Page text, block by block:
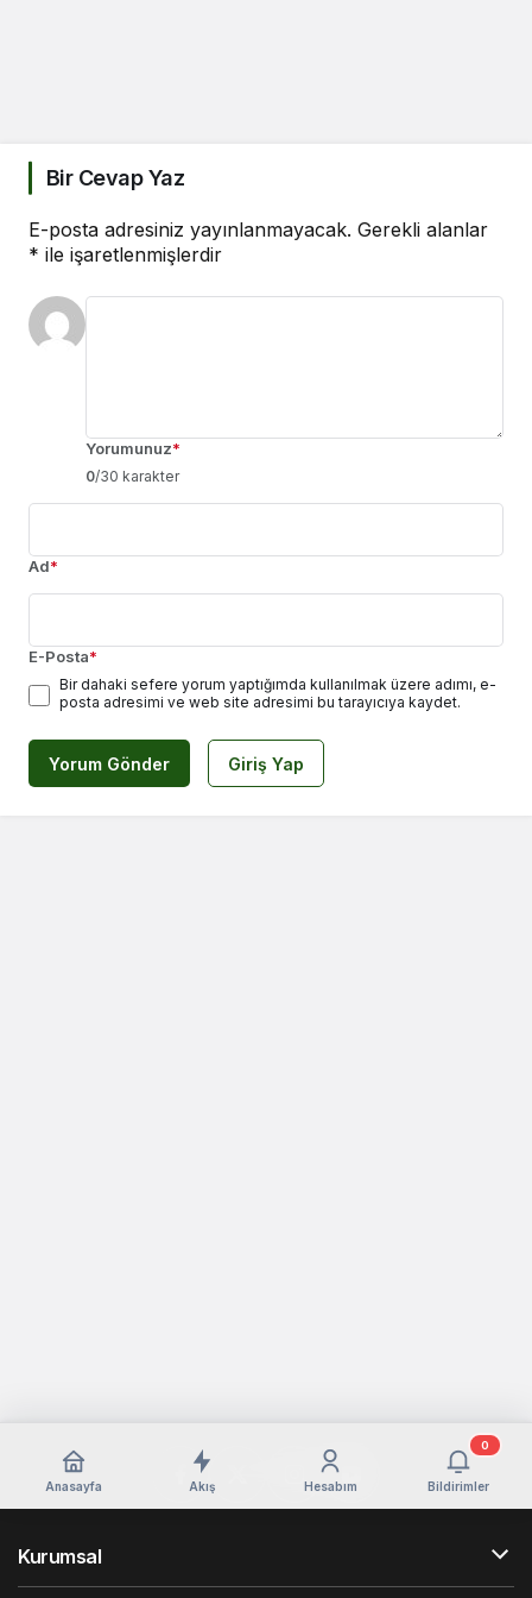
Bir Cevap Yaz
E-posta adresiniz yayınlanmayacak. Gerekli alanlar
* ile işaretlenmişlerdir
Yorumunuz*
0/30 karakter
Ad*
E-Posta*
Bir dahaki sefere yorum yaptığımda kullanılmak üzere adımı, e-
posta adresimi ve web site adresimi bu tarayıcıya kaydet.
Yorum Gönder Giriş Yap
Anasayfa Akış Hesabım Bildirimler
0
Kurumsal